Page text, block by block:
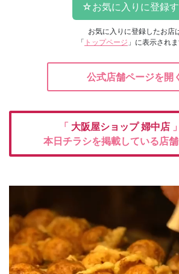
お気に入りに登録したお店
「 トップページ 」に表示されま
公式店舗ページを開
「 大阪屋ショップ婦中店
本日チラシを掲載している店